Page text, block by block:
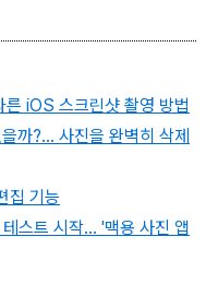
iOS 스크린샷 촬영 방법
까?... 사진을 완벽히 삭제
집 기능
스트 시작... '맥용 사진 앱